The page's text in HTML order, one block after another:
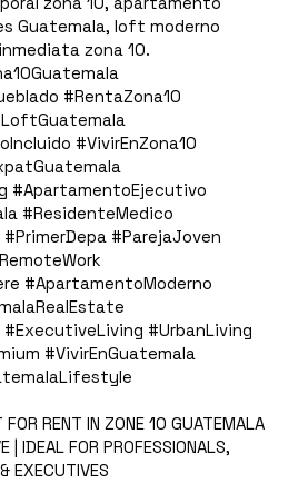
Guatemala, loft moderno
zona 10.
#RentaZona10
#VivirEnZona10
#ApartamentoEjecutivo
#ResidenteMedico
#ParejaJoven
#ApartamentoModerno
#UrbanLiving
#VivirEnGuatemala
RENT IN ZONE 10 GUATEMALA
| IDEAL FOR PROFESSIONALS,
EXECUTIVES